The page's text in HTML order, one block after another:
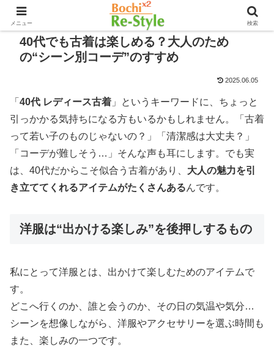
40代でも古着は楽しめる？大人のため
の“シーン別コーデ”のすすめ
2025.06.05
「 40代 レディース古着 」というキーワードに、ちょっと
引っかかる気持ちになる方もいるかもしれません。「古着
って若い子のものじゃないの？」「清潔感は大丈夫？」
「コーデが難しそう…」そんな声も耳にします。でも実
は、40代だからこそ似合う古着があり、 大人の魅力を引
き立ててくれるアイテムがたくさんあるんです。
洋服は“出かける楽しみ”を後押しするもの
私にとって洋服とは、出かけて楽しむためのアイテムで
す。
どこへ行くのか、誰と会うのか、その日の気温や気分…
シーンを想像しながら、洋服やアクセサリーを選ぶ時間も
また、楽しみの一つです。
メニュー 検索